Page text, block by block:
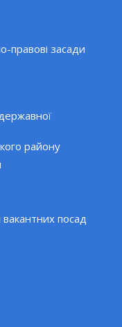
правові засади
району
вакантних посад